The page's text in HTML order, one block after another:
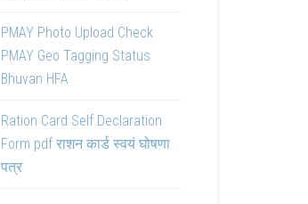
PMAY Photo Upload Check
PMAY Geo Tagging Status
Bhuvan HFA
Ration Card Self Declaration
Form pdf राशन कार्ड स्वयं घोषणा
पत्र